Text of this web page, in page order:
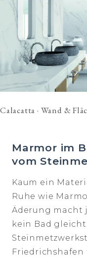
Calacatta · Wand &
Marmor im
vom
Kaum ein
Ruhe wie
Äderung macht
kein Bad